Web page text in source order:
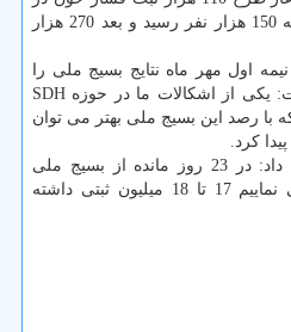
ایستگاه ها داشتیم كه كم كم به 150 هزار نفر رسید و بعد 270 هزار
اول مهر ماه نتایج بسیج ملی را
اعلام خواهیم كرد، اظهار داشت: یكی از اشكالات ما در حوزه SDH
با رصد این بسیج ملی بهتر می توان
كرد.
برپایه گزارش وبدا، وی ادامه داد: در 23 روز مانده از بسیج ملی
كنترل فشار خون پیشبینی می نماییم 17 تا 18 میلیون ثبتی داشته